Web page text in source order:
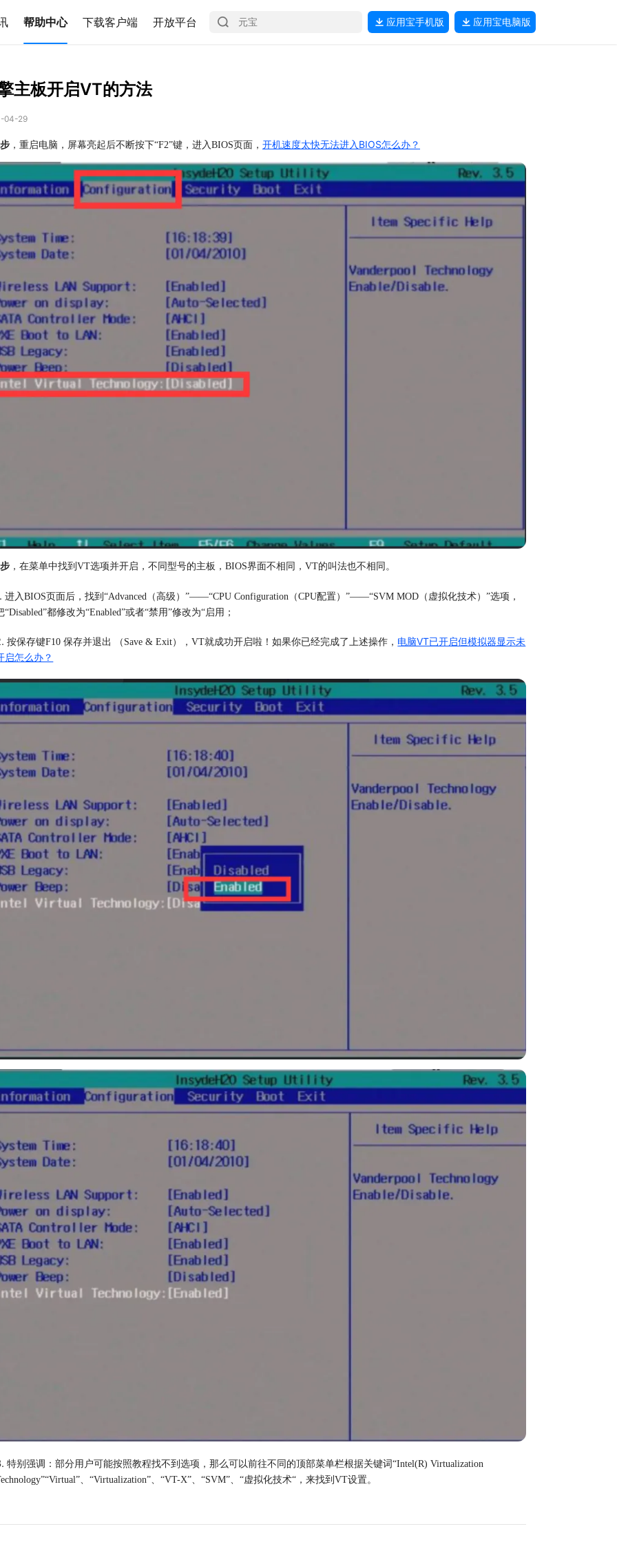
帮助中心 下载客户端 开放平台 应用宝手机版 应用宝电脑版
主板开启VT的方法
04-29
，重启电脑，屏幕亮起后不断按下“F2”键，进入BIOS页面， 开机速度太快无法进入BIOS怎么办？
，在菜单中找到VT选项并开启，不同型号的主板，BIOS界面不相同，VT的叫法也不相同。
进入BIOS页面后，找到“Advanced（高级）”——“CPU Configuration（CPU配置）”——“SVM MOD（虚拟化技术）”选项，
“Disabled”都修改为“Enabled”或者“禁用”修改为“启用；
按保存键F10 保存并退出 （Save & Exit），VT就成功开启啦！如果你已经完成了上述操作， 电脑VT已开启但模拟器显示未
启怎么办？
特别强调：部分用户可能按照教程找不到选项，那么可以前往不同的顶部菜单栏根据关键词“Intel(R) Virtualization
、“Virtualization”、“VT-X”、“SVM”、“虚拟化技术“，来找到VT设置。